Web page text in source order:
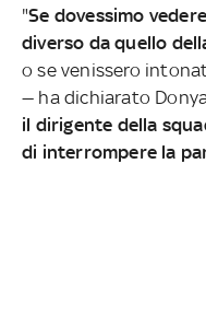
"Se dovessimo
diverso da quello
o se venissero
— ha dichiarato
il dirigente della
di interrompere la